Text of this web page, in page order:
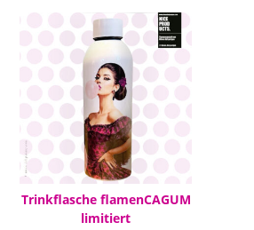
Trinkflasche flamenCAGUM
limitiert